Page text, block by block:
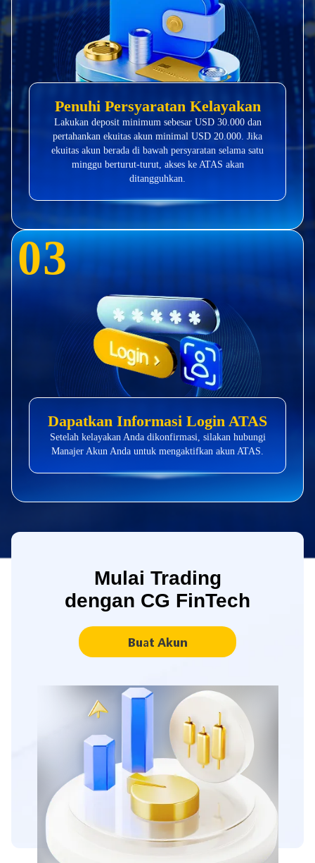
Penuhi Persyaratan Kelayakan
Lakukan deposit minimum sebesar USD 30.000 dan
pertahankan ekuitas akun minimal USD 20.000. Jika
ekuitas akun berada di bawah persyaratan selama satu
minggu berturut-turut, akses ke ATAS akan
ditangguhkan.
03
Dapatkan Informasi Login ATAS
Setelah kelayakan Anda dikonfirmasi, silakan hubungi
Manajer Akun Anda untuk mengaktifkan akun ATAS.
Mulai Trading
dengan CG FinTech
Buat Akun